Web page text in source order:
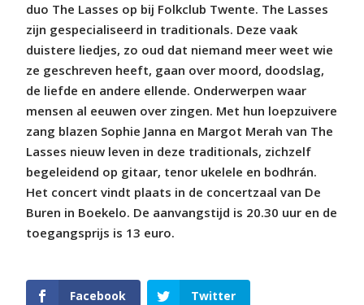
duo The Lasses op bij Folkclub Twente. The Lasses
zijn gespecialiseerd in traditionals. Deze vaak
duistere liedjes, zo oud dat niemand meer weet wie
ze geschreven heeft, gaan over moord, doodslag,
de liefde en andere ellende. Onderwerpen waar
mensen al eeuwen over zingen. Met hun loepzuivere
zang blazen Sophie Janna en Margot Merah van The
Lasses nieuw leven in deze traditionals, zichzelf
begeleidend op gitaar, tenor ukelele en bodhrán.
Het concert vindt plaats in de concertzaal van De
Buren in Boekelo. De aanvangstijd is 20.30 uur en de
toegangsprijs is 13 euro.
Facebook Twitter